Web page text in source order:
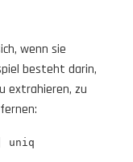
wenn sie
besteht darin,
extrahieren, zu